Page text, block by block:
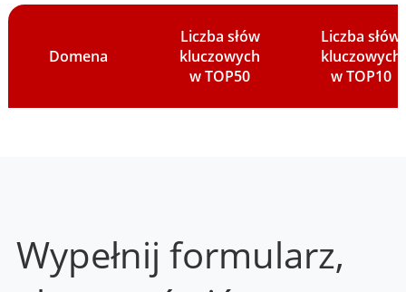
Domena
Liczba słów
kluczowych
w TOP50
Liczba słów
kluczowych
w TOP10
Wypełnij formularz,